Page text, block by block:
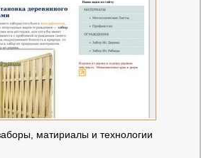
матириалы и технологии